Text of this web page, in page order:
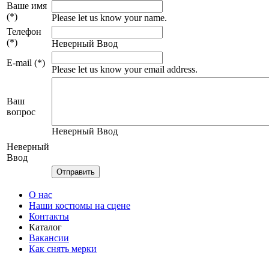
Ваше имя
(*)
Please let us know your name.
Телефон
(*)
Неверный Ввод
E-mail (*)
Please let us know your email address.
Ваш
вопрос
Неверный Ввод
Неверный
Ввод
О нас
Наши костюмы на сцене
Контакты
Каталог
Вакансии
Как снять мерки